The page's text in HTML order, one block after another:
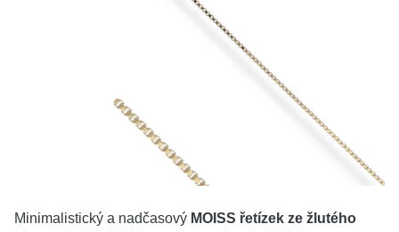
Slovensko
Minimalistický a nadčasový MOISS řetízek ze žlutého